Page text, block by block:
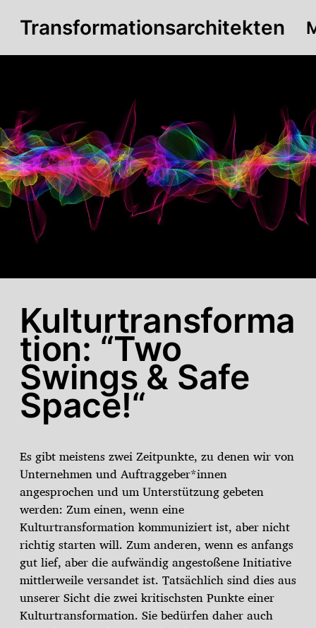
Transformationsarchitekten
Kulturtransforma
tion: “Two
Swings & Safe
Space!“
Es gibt meistens zwei Zeitpunkte, zu denen wir von
Unternehmen und Auftraggeber*innen
angesprochen und um Unterstützung gebeten
werden: Zum einen, wenn eine
Kulturtransformation kommuniziert ist, aber nicht
richtig starten will. Zum anderen, wenn es anfangs
gut lief, aber die aufwändig angestoßene Initiative
mittlerweile versandet ist. Tatsächlich sind dies aus
unserer Sicht die zwei kritischsten Punkte einer
Kulturtransformation. Sie bedürfen daher auch